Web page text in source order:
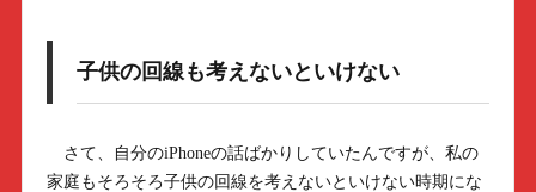
子供の回線も考えないといけない
さて、自分のiPhoneの話ばかりしていたんですが、私の
家庭もそろそろ子供の回線を考えないといけない時期にな